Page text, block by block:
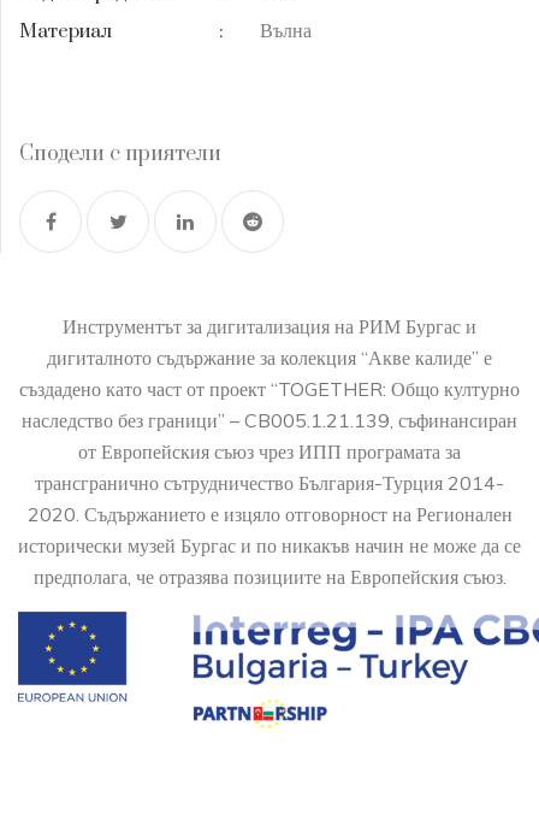
Материал
: Вълна
Сподели с приятели
Инструментът за дигитализация на РИМ Бургас и
дигиталното съдържание за колекция “Акве калиде” е
създадено като част от проект “TOGETHER: Общо културно
наследство без граници” – CB005.1.21.139, съфинансиран
от Европейския съюз чрез ИПП програмата за
трансгранично сътрудничество България-Турция 2014-
2020. Съдържанието е изцяло отговорност на Регионален
исторически музей Бургас и по никакъв начин не може да се
предполага, че отразява позициите на Европейския съюз.